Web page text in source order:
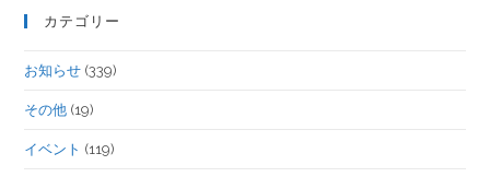
カテゴリー
お知らせ (339)
その他 (19)
イベント (119)